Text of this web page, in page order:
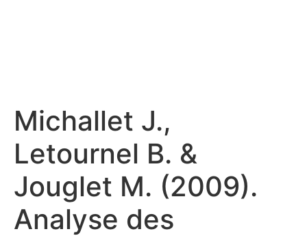
Michallet J.,
Letournel B. &
Jouglet M. (2009).
Analyse des